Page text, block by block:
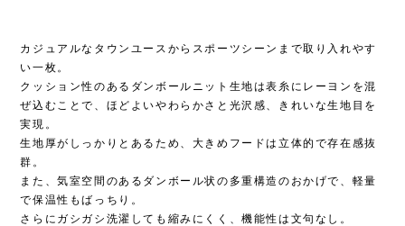
カジュアルなタウンユースからスポーツシーンまで取り入れやす
い一枚。
クッション性のあるダンボールニット生地は表糸にレーヨンを混
ぜ込むことで、ほどよいやわらかさと光沢感、きれいな生地目を
実現。
生地厚がしっかりとあるため、大きめフードは立体的で存在感抜
群。
また、気室空間のあるダンボール状の多重構造のおかげで、軽量
で保温性もばっちり。
さらにガシガシ洗濯しても縮みにくく、機能性は文句なし。